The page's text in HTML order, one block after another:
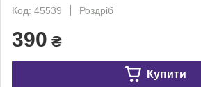
Код: 45539
Роздріб
390 ₴
Купити